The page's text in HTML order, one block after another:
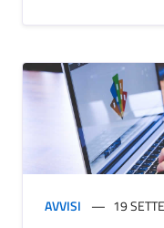
AVVISI 19